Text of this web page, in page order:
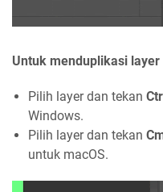
Untuk menduplikasi
Pilih layer dan tekan
Windows.
Pilih layer dan tekan
untuk macOS.